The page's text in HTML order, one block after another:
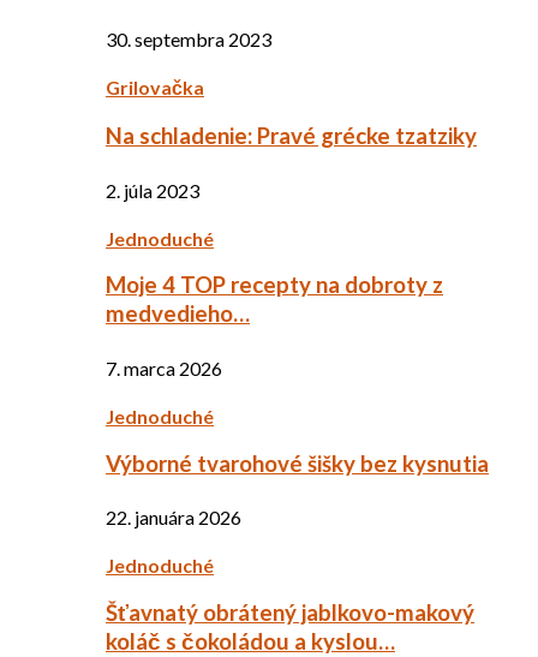
30. septembra 2023
Grilovačka
Na schladenie: Pravé grécke tzatziky
2. júla 2023
Jednoduché
Moje 4 TOP recepty na dobroty z
medvedieho…
7. marca 2026
Jednoduché
Výborné tvarohové šišky bez kysnutia
22. januára 2026
Jednoduché
Šťavnatý obrátený jablkovo-makový
koláč s čokoládou a kyslou…